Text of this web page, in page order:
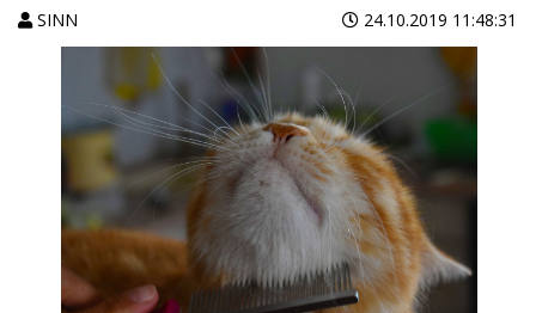
SINN 24.10.2019 11:48:31